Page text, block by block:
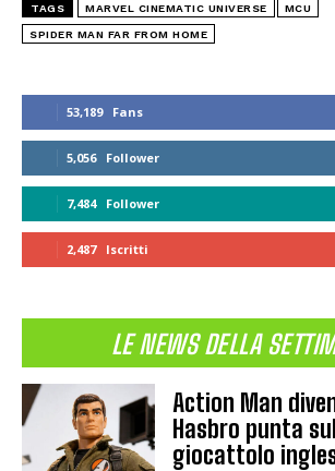
53,189 Fans
5,056 Follower
7,484 Follower
2,487 Iscritti
LE NEWS DELLA
Action Man
Hasbro punta
giocattolo
TAGS MARVEL CINEMATIC UNIVERSE MCU
SPIDER MAN FAR FROM HOME